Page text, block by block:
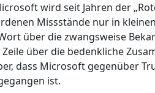
wird seit Jahren der
Missstände nur in
über die zwangsweise
Zeile über die bedenkliche
dass Microsoft gegenüber
ist.